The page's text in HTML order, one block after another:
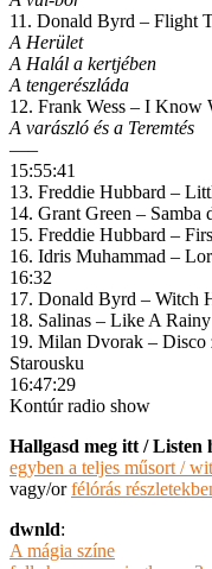
11. Donald Byrd – Flight
A Herület
A Halál a kertjében
A tengerészláda
12. Frank Wess – I Know
A varászló és a Teremtés
—–
15:55:41
13. Freddie Hubbard –
14. Grant Green – Samba
15. Freddie Hubbard –
16. Idris Muhammad –
16:32
17. Donald Byrd – Witch
18. Salinas – Like A
19. Milan Dvorak – Disco
Starousku
16:47:29
Kontúr radio show
Hallgasd meg itt / Listen
egyben a teljes műsort /
vagy/orfélórás
dwnld:
A mágia színe